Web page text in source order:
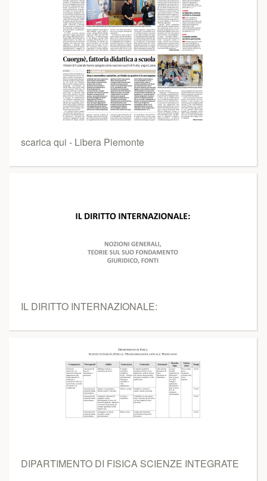
scarica qui - Libera Piemonte
IL DIRITTO INTERNAZIONALE:
DIPARTIMENTO DI FISICA SCIENZE INTEGRATE